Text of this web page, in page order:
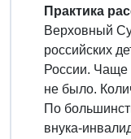
Практика
Верховный
российских
России. Чаще
не было.
По
внука-